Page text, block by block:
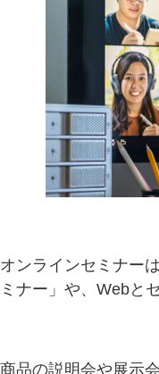
オンラインセミナー
ミナー」や、Webと
商品の説明会や展示